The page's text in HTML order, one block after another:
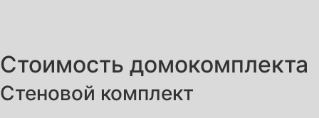
Стоимость домокомплекта
Стеновой комплект